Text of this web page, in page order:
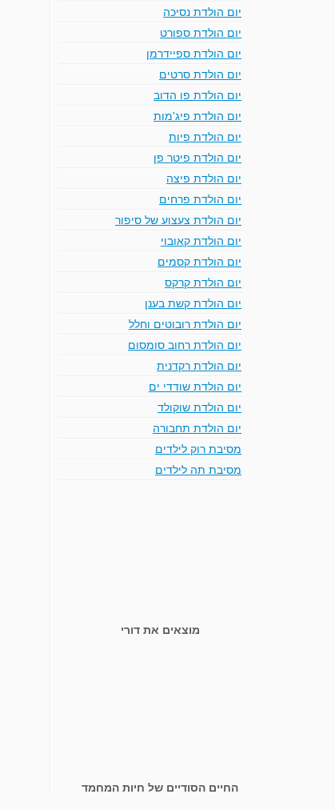
יום הולדת נסיכה
יום הולדת ספורט
יום הולדת ספיידרמן
יום הולדת סרטים
יום הולדת פו הדוב
יום הולדת פיג'מות
יום הולדת פיות
יום הולדת פיטר פן
יום הולדת פיצה
יום הולדת פרחים
יום הולדת צעצוע של סיפור
יום הולדת קאובוי
יום הולדת קסמים
יום הולדת קרקס
יום הולדת קשת בענן
יום הולדת רובוטים וחלל
יום הולדת רחוב סומסום
יום הולדת רקדנית
יום הולדת שודדי ים
יום הולדת שוקולד
יום הולדת תחבורה
מסיבת רוק לילדים
מסיבת תה לילדים
מוצאים את דורי
החיים הסודיים של חיות המחמד